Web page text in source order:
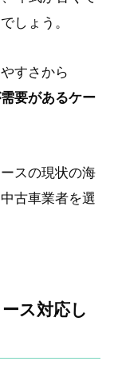
しょう。
すさから
要があるケー
スの現状の海
古車業者を選
ス対応し